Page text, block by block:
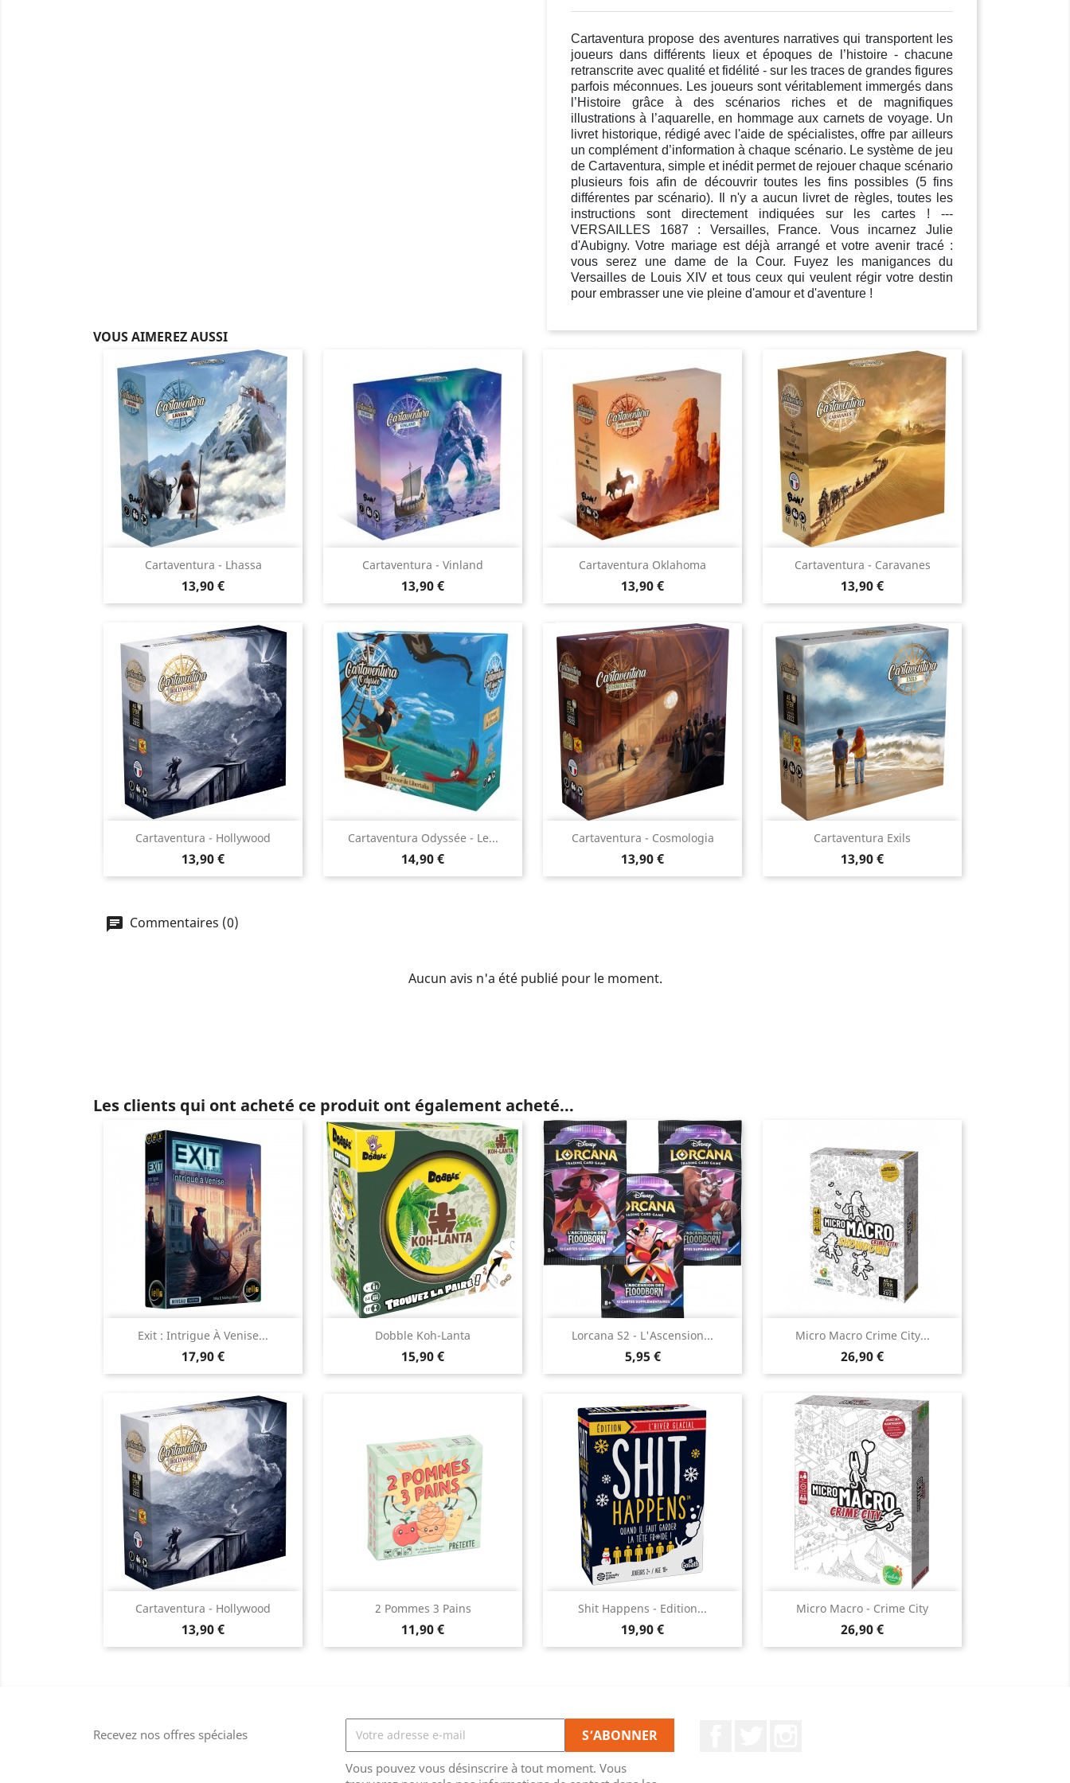
Cartaventura propose des aventures narratives qui transportent les
joueurs dans différents lieux et époques de l’histoire - chacune
retranscrite avec qualité et fidélité - sur les traces de grandes figures
parfois méconnues. Les joueurs sont véritablement immergés dans
l’Histoire grâce à des scénarios riches et de magnifiques
illustrations à l’aquarelle, en hommage aux carnets de voyage. Un
livret historique, rédigé avec l'aide de spécialistes, offre par ailleurs
un complément d’information à chaque scénario. Le système de jeu
de Cartaventura, simple et inédit permet de rejouer chaque scénario
plusieurs fois afin de découvrir toutes les fins possibles (5 fins
différentes par scénario). Il n'y a aucun livret de règles, toutes les
instructions sont directement indiquées sur les cartes ! ---
VERSAILLES 1687 : Versailles, France. Vous incarnez Julie
d'Aubigny. Votre mariage est déjà arrangé et votre avenir tracé :
vous serez une dame de la Cour. Fuyez les manigances du
Versailles de Louis XIV et tous ceux qui veulent régir votre destin
pour embrasser une vie pleine d'amour et d'aventure !
VOUS AIMEREZ AUSSI
Cartaventura - Lhassa
Prix
13,90 €
Aperçu rapide Cartaventura - Vinland
Prix
13,90 €
Aperçu rapide Cartaventura Oklahoma
Prix
13,90 €
Aperçu rapide Cartaventura - Caravanes
Prix
13,90 €
Aperçu rapide
Cartaventura - Hollywood
Prix
13,90 €
Aperçu rapide Cartaventura Odyssée - Le...
Prix
14,90 €
Aperçu rapide Cartaventura - Cosmologia
Prix
13,90 €
Aperçu rapide Cartaventura Exils
Prix
13,90 €
Aperçu rapide
Commentaires (0)
Aucun avis n'a été publié pour le moment.
Les clients qui ont acheté ce produit ont également acheté...
Exit : Intrigue À Venise...
Prix
17,90 €
Aperçu rapide Dobble Koh-Lanta
Prix
15,90 €
Aperçu rapide Lorcana S2 - L'Ascension...
Prix
5,95 €
Aperçu rapide Micro Macro Crime City...
Prix
26,90 €
 Aperçu rapide
Cartaventura - Hollywood
Prix
13,90 €
Aperçu rapide 2 Pommes 3 Pains
Prix
11,90 €
Aperçu rapide Shit Happens - Edition...
Prix
19,90 €
Aperçu rapide Micro Macro - Crime City
Prix
26,90 €
 Aperçu rapide
Recevez nos offres spéciales
Vous pouvez vous désinscrire à tout moment. Vous